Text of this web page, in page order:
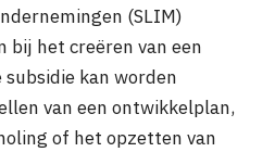
(SLIM)
het creëren van een
kan worden
van een ontwikkelplan,
of het opzetten van